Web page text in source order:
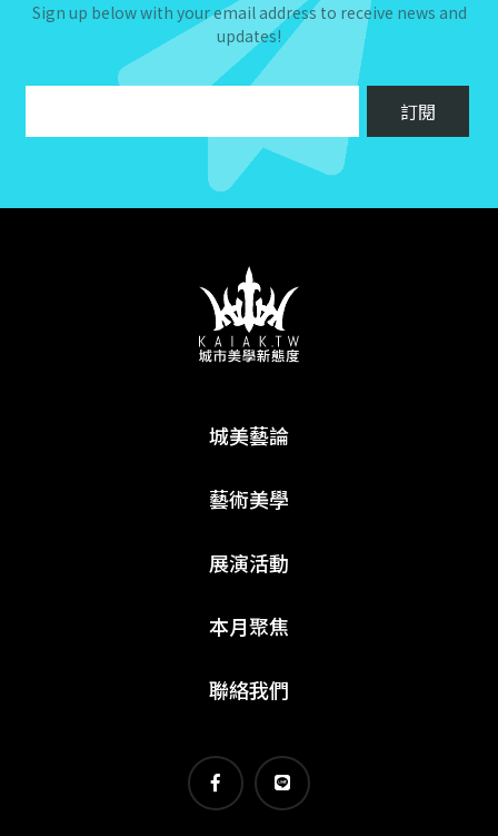
Sign up below with your email address to receive news and
updates!
城美藝論
藝術美學
展演活動
本月聚焦
聯絡我們